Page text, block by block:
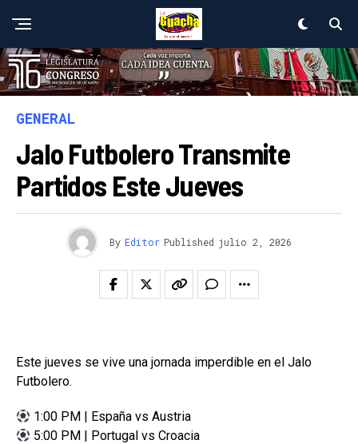
GENERAL
Jalo Futbolero Transmite
Partidos Este Jueves
By Editor Published julio 2, 2026
Este jueves se vive una jornada imperdible en el Jalo
Futbolero.
1:00 PM | España vs Austria
5:00 PM | Portugal vs Croacia